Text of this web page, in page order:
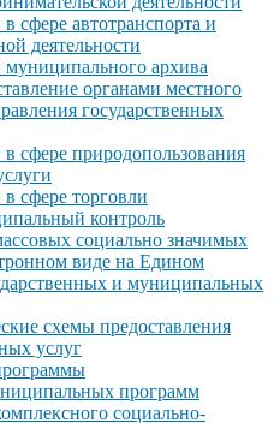
сфере автотранспорта и
деятельности
муниципального архива
органами местного
государственных
в сфере природопользования
в сфере торговли
контроль
социально значимых
виде на Едином
и муниципальных
схемы предоставления
услуг
программ
социально-